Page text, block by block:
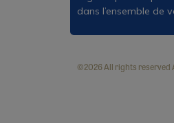
dans l’ensemble de
©2026 All rights reserved